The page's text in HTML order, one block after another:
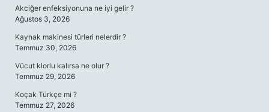
Akciğer enfeksiyonuna ne iyi gelir ?
Ağustos 3, 2026
Kaynak makinesi türleri nelerdir ?
Temmuz 30, 2026
Vücut klorlu kalırsa ne olur ?
Temmuz 29, 2026
Koçak Türkçe mi ?
Temmuz 27, 2026